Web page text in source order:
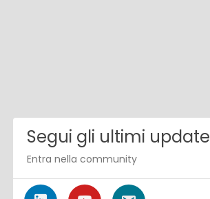
Segui gli ultimi update
Entra nella community